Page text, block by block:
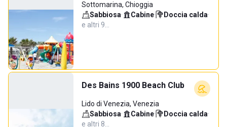
Sottomarina, Chioggia
Sabbiosa· Cabine· Doccia calda·
e altri 9…
Des Bains 1900 Beach Club
Lido di Venezia, Venezia
Sabbiosa· Cabine· Doccia calda·
e altri 8…